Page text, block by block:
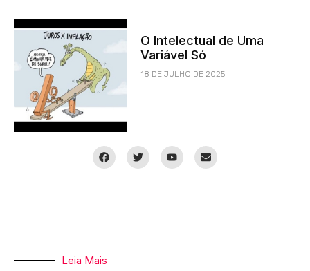
O Intelectual de Uma
Variável Só
18 DE JULHO DE 2025
Leia Mais